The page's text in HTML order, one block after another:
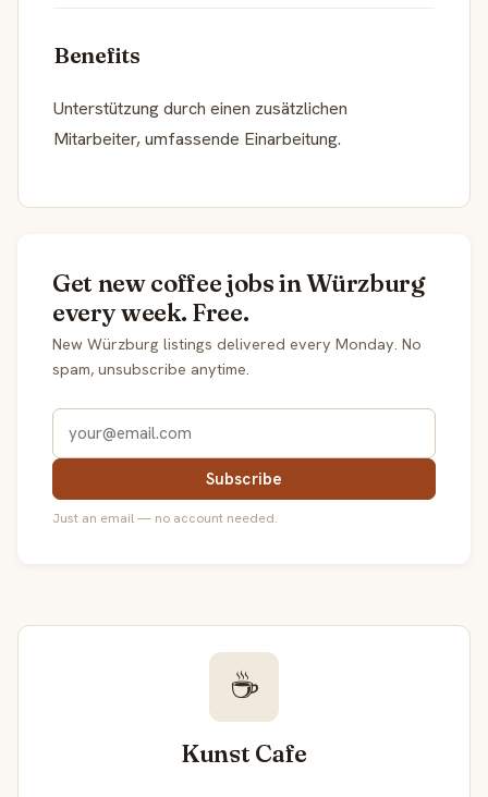
Benefits
Unterstützung durch einen zusätzlichen
Mitarbeiter, umfassende Einarbeitung.
Get new coffee jobs in Würzburg
every week. Free.
New Würzburg listings delivered every Monday. No
spam, unsubscribe anytime.
Subscribe
Just an email — no account needed.
☕
Kunst Cafe